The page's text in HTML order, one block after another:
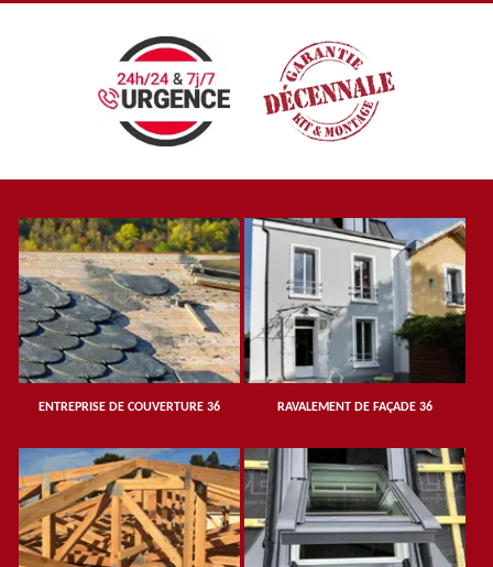
ENTREPRISE DE COUVERTURE 36 RAVALEMENT DE FAÇADE 36